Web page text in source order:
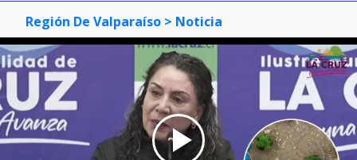
Región De Valparaíso > Noticia